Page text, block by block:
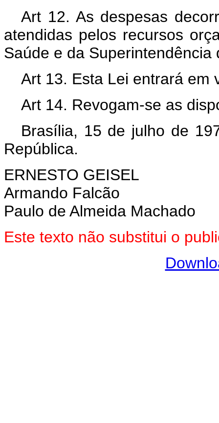
Art 12. As despesas
atendidas pelos recursos
Saúde e da
Art 13. Esta Lei entrará em
Art 14. Revogam-se as
Brasília, 15 de julho de
República.
ERNESTO GEISEL
Armando Falcão
Paulo de Almeida Machado
Este texto não substitui o